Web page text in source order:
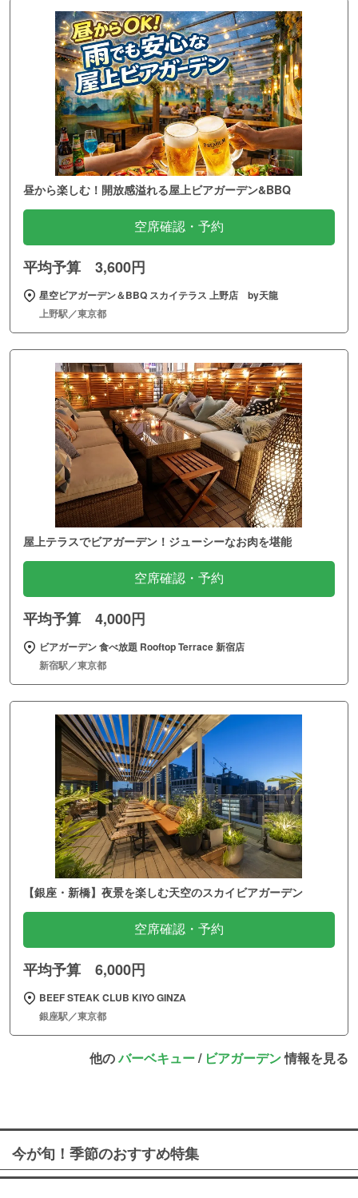
昼から楽しむ！開放感溢れる屋上ビアガーデン&BBQ
空席確認・予約
平均予算 3,600円
星空ビアガーデン＆BBQ スカイテラス 上野店 by天龍
上野駅／東京都
屋上テラスでビアガーデン！ジューシーなお肉を堪能
空席確認・予約
平均予算 4,000円
ビアガーデン 食べ放題 Rooftop Terrace 新宿店
新宿駅／東京都
【銀座・新橋】夜景を楽しむ天空のスカイビアガーデン
空席確認・予約
平均予算 6,000円
BEEF STEAK CLUB KIYO GINZA
銀座駅／東京都
他のバーベキュー/ ビアガーデン情報を見る
今が旬！季節のおすすめ特集